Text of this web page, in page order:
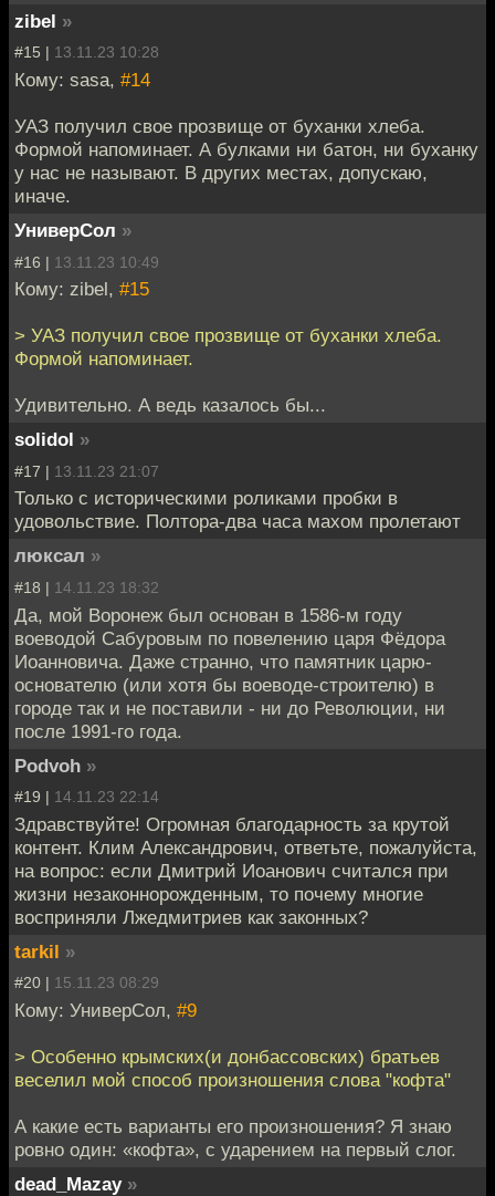
zibel »
#15 | 13.11.23 10:28
Кому: sasa, #14
УАЗ получил свое прозвище от буханки хлеба.
Формой напоминает. А булками ни батон, ни буханку
у нас не называют. В других местах, допускаю,
иначе.
УниверСол »
#16 | 13.11.23 10:49
Кому: zibel, #15
> УАЗ получил свое прозвище от буханки хлеба.
Формой напоминает.
Удивительно. А ведь казалось бы...
solidol »
#17 | 13.11.23 21:07
Только с историческими роликами пробки в
удовольствие. Полтора-два часа махом пролетают
люксал »
#18 | 14.11.23 18:32
Да, мой Воронеж был основан в 1586-м году
воеводой Сабуровым по повелению царя Фёдора
Иоанновича. Даже странно, что памятник царю-
основателю (или хотя бы воеводе-строителю) в
городе так и не поставили - ни до Революции, ни
после 1991-го года.
Podvoh »
#19 | 14.11.23 22:14
Здравствуйте! Огромная благодарность за крутой
контент. Клим Александрович, ответьте, пожалуйста,
на вопрос: если Дмитрий Иоанович считался при
жизни незаконнорожденным, то почему многие
восприняли Лжедмитриев как законных?
tarkil »
#20 | 15.11.23 08:29
Кому: УниверСол, #9
> Особенно крымских(и донбассовских) братьев
веселил мой способ произношения слова "кофта"
А какие есть варианты его произношения? Я знаю
ровно один: «кофта», с ударением на первый слог.
dead_Mazay »